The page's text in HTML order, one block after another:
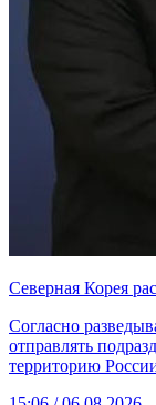
Северная Корея
Согласно
отправлять
территорию